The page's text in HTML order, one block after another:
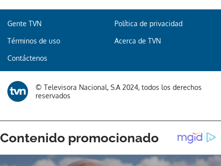
Gente TVN Política de privacidad
Términos de uso Acerca de TVN
Contáctenos
© Televisora Nacional, S.A 2024, todos los derechos
reservados